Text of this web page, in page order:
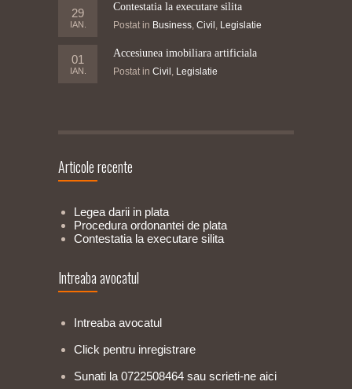
29
IAN.
Contestatia la executare silita
Postat in Business, Civil , Legislatie
01
IAN.
Accesiunea imobiliara artificiala
Postat in Civil , Legislatie
Articole recente
Legea darii in plata
Procedura ordonantei de plata
Contestatia la executare silita
Intreaba avocatul
Intreaba avocatul
Click pentru inregistrare
Sunati la 0722508464 sau scrieti-ne aici